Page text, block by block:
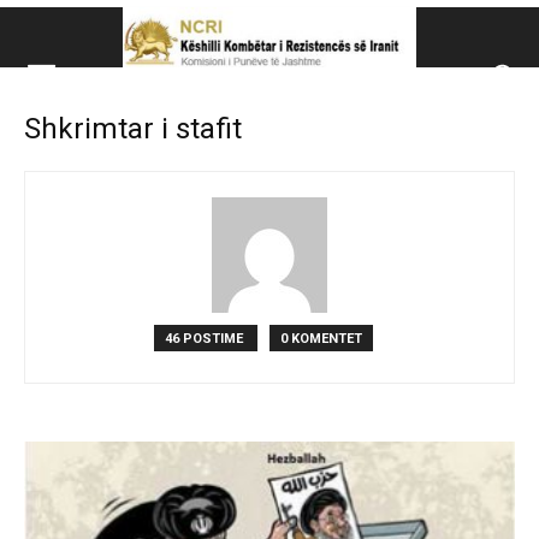
Këshillit Kombëtar të
Këshillit Kombëtar të Rezistencës së Iranit (NCRI)
Shkrimtar i stafit
46 POSTIME 0 KOMENTET